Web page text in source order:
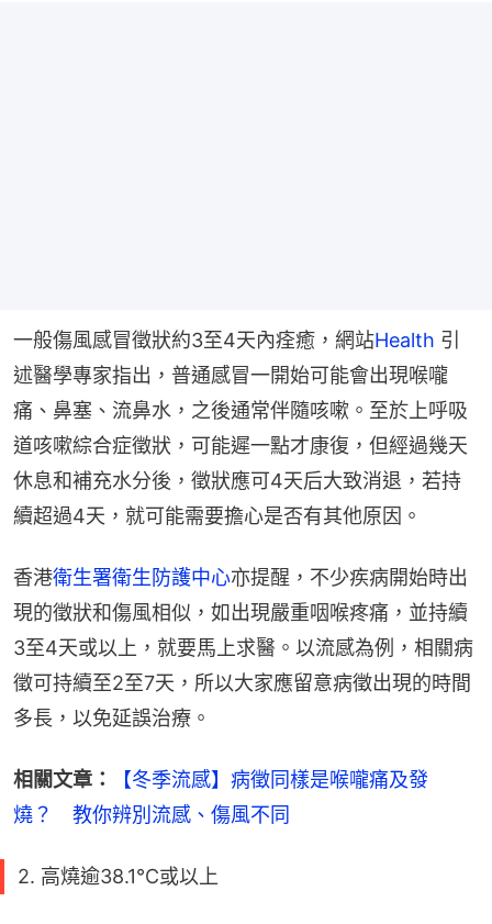
一般傷風感冒徵狀約3至4天內痊癒，網站Health 引
述醫學專家指出，普通感冒一開始可能會出現喉嚨
痛、鼻塞、流鼻水，之後通常伴隨咳嗽。至於上呼吸
道咳嗽綜合症徵狀，可能遲一點才康復，但經過幾天
休息和補充水分後，徵狀應可4天后大致消退，若持
續超過4天，就可能需要擔心是否有其他原因。
香港衛生署衛生防護中心亦提醒，不少疾病開始時出
現的徵狀和傷風相似，如出現嚴重咽喉疼痛，並持續
3至4天或以上，就要馬上求醫。以流感為例，相關病
徵可持續至2至7天，所以大家應留意病徵出現的時間
多長，以免延誤治療。
相關文章：
【冬季流感】病徵同樣是喉嚨痛及發
燒？　教你辨別流感、傷風不同
2. 高燒逾38.1℃或以上